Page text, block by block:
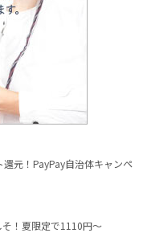
還元！PayPay自治体キャンペ
そ！夏限定で1110円～